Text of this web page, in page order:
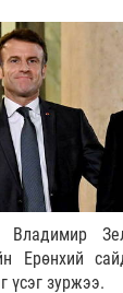
Владимир
Ерөнхий
үсэг зуржээ.